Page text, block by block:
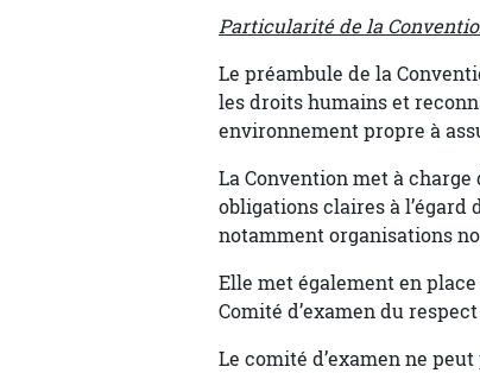
Particularité de la
Le préambule de la
les droits humains et
environnement propre à
La Convention met à
obligations claires à l’égard
notamment organisations
Elle met également en
Comité d’examen du
Le comité d’examen ne